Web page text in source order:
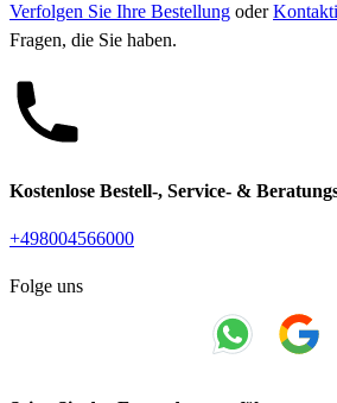
Verfolgen Sie Ihre Bestellung oder
Fragen, die Sie haben.
Kostenlose Bestell-, Service- &
+498004566000
Folge uns